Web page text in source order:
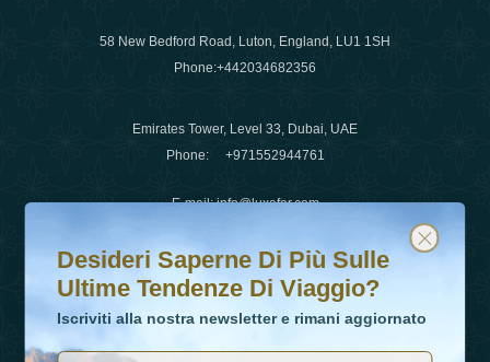
58 New Bedford Road, Luton, England, LU1 1SH
Phone:+442034682356
Emirates Tower, Level 33, Dubai, UAE
Phone: +971552944761
E-mail:info@luxafar.com
WhatsApp No
+442034682356
Desideri saperne di più sulle ultime tendenze di viaggio?
Iscriviti alla nostra newsletter e rimani aggiornato
Desideri Saperne Di Più Sulle
Ultime Tendenze Di Viaggio?
Iscriviti alla nostra newsletter e rimani aggiornato